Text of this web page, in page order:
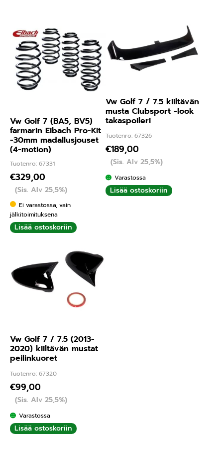
Vw Golf 7 (BA5, BV5)
farmarin Eibach Pro-Kit
-30mm madallusjouset
(4-motion)
Tuotenro: 67331
€329,00
(Sis. Alv 25,5%)
Ei varastossa, vain
jälkitoimituksena
Lisää ostoskoriin
Vw Golf 7 / 7.5 kiiltävän
musta Clubsport -look
takaspoileri
Tuotenro: 67326
€189,00
(Sis. Alv 25,5%)
Varastossa
Lisää ostoskoriin
Vw Golf 7 / 7.5 (2013-
2020) kiiltävän mustat
peilinkuoret
Tuotenro: 67320
€99,00
(Sis. Alv 25,5%)
Varastossa
Lisää ostoskoriin